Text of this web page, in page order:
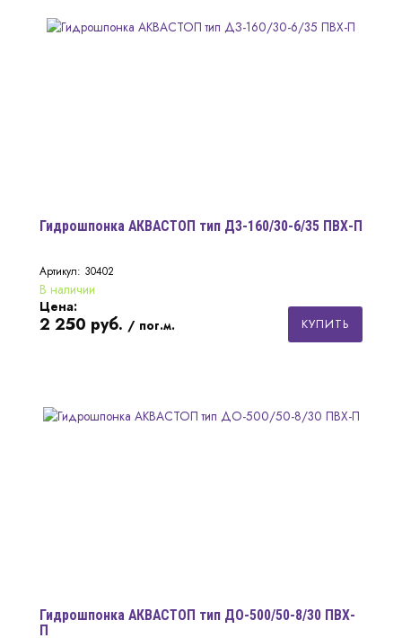
Гидрошпонка АКВАСТОП тип ДЗ-160/30-6/35 ПВХ-П
Артикул: 30402
В наличии
Цена:
2 250 руб. / пог.м. КУПИТЬ
Гидрошпонка АКВАСТОП тип ДО-500/50-8/30 ПВХ-
П